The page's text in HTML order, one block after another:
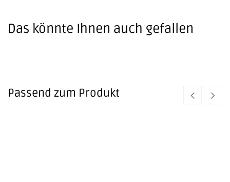
Das könnte Ihnen auch gefallen
Passend zum Produkt